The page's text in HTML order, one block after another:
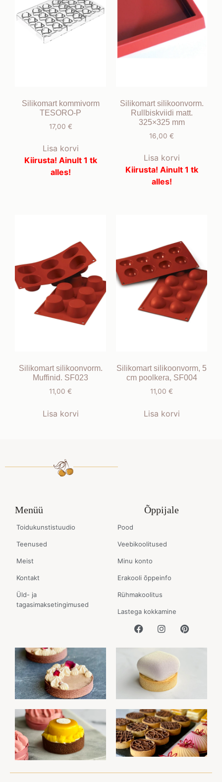
Silikomart kommivorm
TESORO-P
17,00 €
Lisa korvi
Kiirusta! Ainult 1 tk
alles!
Silikomart silikoonvorm.
Rullbiskviidi matt.
325×325 mm
16,00 €
Lisa korvi
Kiirusta! Ainult 1 tk
alles!
Silikomart silikoonvorm.
Muffinid. SF023
11,00 €
Lisa korvi
Silikomart silikoonvorm, 5
cm poolkera, SF004
11,00 €
Lisa korvi
Menüü
Toidukunstistuudio
Teenused
Meist
Kontakt
Üld- ja
tagasimaksetingimused
Õppijale
Pood
Veebikoolitused
Minu konto
Erakooli õppeinfo
Rühmakoolitus
Lastega kokkamine